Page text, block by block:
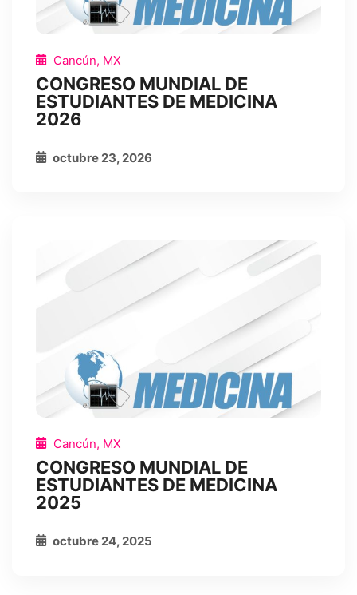
Cancún, MX
CONGRESO MUNDIAL DE
ESTUDIANTES DE MEDICINA
2026
octubre 23, 2026
Cancún, MX
CONGRESO MUNDIAL DE
ESTUDIANTES DE MEDICINA
2025
octubre 24, 2025